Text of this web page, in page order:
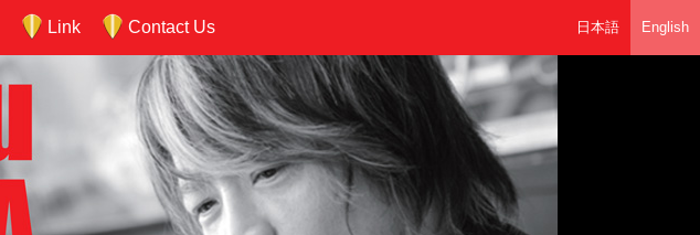
Link Contact Us 日本語 English